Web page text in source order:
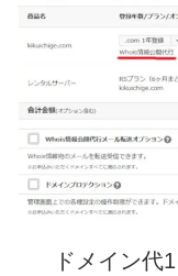
ドメイン代